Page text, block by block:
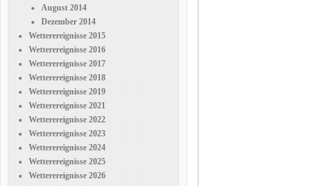
August 2014
Dezember 2014
Wetterereignisse 2015
Wetterereignisse 2016
Wetterereignisse 2017
Wetterereignisse 2018
Wetterereignisse 2019
Wetterereignisse 2021
Wetterereignisse 2022
Wetterereignisse 2023
Wetterereignisse 2024
Wetterereignisse 2025
Wetterereignisse 2026